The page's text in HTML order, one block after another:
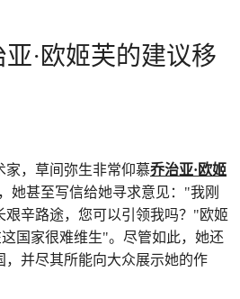
·欧姬芙的建议移
家，草间弥生非常仰慕乔治亚·欧姬
，她甚至写信给她寻求意见："我刚
艰辛路途，您可以引领我吗？"欧姬
国家很难维生"。尽管如此，她还
，并尽其所能向大众展示她的作